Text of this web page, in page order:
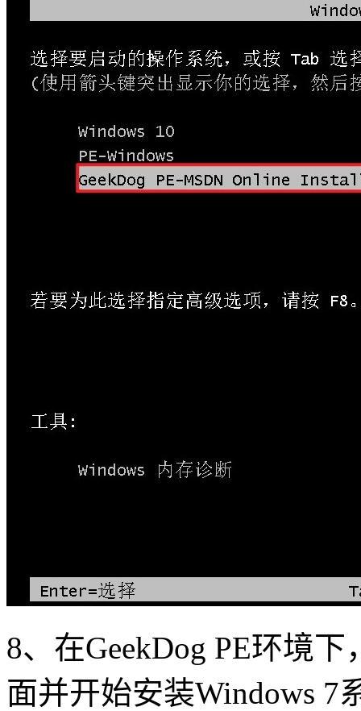
8、在GeekDog PE环境
面并开始安装Windows 7